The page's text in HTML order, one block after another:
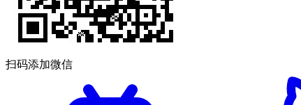
扫码添加微信